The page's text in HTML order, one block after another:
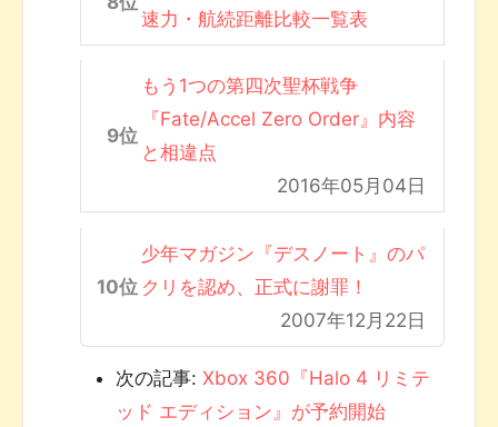
速力・航続距離比較一覧表
もう1つの第四次聖杯戦争
『Fate/Accel Zero Order』内容
と相違点
2016年05月04日
少年マガジン『デスノート』のパ
クリを認め、正式に謝罪！
2007年12月22日
次の記事: Xbox 360『Halo 4 リミテ
ッド エディション』が予約開始